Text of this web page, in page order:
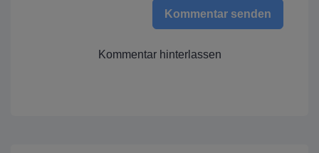
Kommentar senden
Kommentar hinterlassen